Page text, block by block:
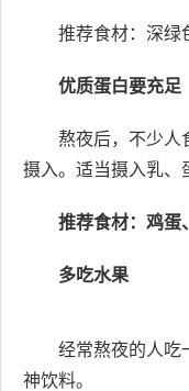
推荐食材：深绿
优质蛋白要充足
熬夜后，不少人
摄入。适当摄入乳、
推荐食材：鸡蛋
多吃水果
经常熬夜的人吃
神饮料。